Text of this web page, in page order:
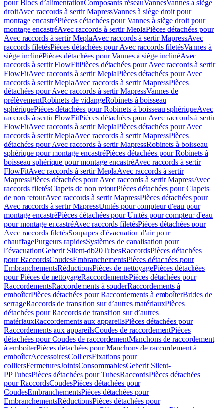
pour Blocs d’alimentationComposants réseauVannesVannes à siège
droitAvec raccords à sertir MapressVannes à siège droit pour
montage encastréPièces détachées pour Vannes à siège droit pour
montage encastréAvec raccords à sertir MeplaPièces détachées pour
Avec raccords à sertir MeplaAvec raccords à sertir MapressAvec
raccords filetésPièces détachées pour Avec raccords filetésVannes à
siège inclinéPièces détachées pour Vannes à siège inclinéAvec
raccords à sertir FlowFitPièces détachées pour Avec raccords à sertir
FlowFitAvec raccords à sertir MeplaPièces détachées pour Avec
raccords à sertir MeplaAvec raccords à sertir MapressPièces
détachées pour Avec raccords à sertir MapressVannes de
prélèvementRobinets de vidangeRobinets à boisseau
sphériquePièces détachées pour Robinets à boisseau sphériqueAvec
raccords à sertir FlowFitPièces détachées pour Avec raccords à sertir
FlowFitAvec raccords à sertir MeplaPièces détachées pour Avec
raccords à sertir MeplaAvec raccords à sertir MapressPièces
détachées pour Avec raccords à sertir MapressRobinets à boisseau
sphérique pour montage encastréPièces détachées pour Robinets à
boisseau sphérique pour montage encastréAvec raccords à sertir
FlowFitAvec raccords à sertir MeplaAvec raccords à sertir
MapressPièces détachées pour Avec raccords à sertir MapressAvec
raccords filetésClapets de non retourPièces détachées pour Clapets
de non retourAvec raccords à sertir MapressPièces détachées pour
Avec raccords à sertir MapressUnités pour compteur d'eau pour
montage encastréPièces détachées pour Unités pour compteur d'eau
pour montage encastréAvec raccords filetésPièces détachées pour
Avec raccords filetésSoupapes d'évacuation d'air pour
chauffagePurgeurs rapidesSystèmes de canalisation pour
l’évacuationGeberit Silent-db20TubesRaccordsPièces détachées
pour RaccordsCoudesEmbranchementsPièces détachées pour
EmbranchementsRéductionsPièces de nettoyagePièces détachées
pour Pièces de nettoyageRaccordementsPièces détachées pour
RaccordementsRaccordements à souderRaccordements à
emboîterPièces détachées pour Raccordements à emboîterBrides de
serrageRaccords de transition sur d’autres matériauxPièces
détachées pour Raccords de transition sur d’autres
matériauxRaccordements aux appareilsPièces détachées pour
Raccordements aux appareilsCoudes de raccordementPièces
détachées pour Coudes de raccordementManchons de raccordement
à emboîterPièces détachées pour Manchons de raccordement à
emboîterAccessoiresColliersFixations pour
colliersFermeturesJointsConsommablesGeberit Silent-
PPTubesPièces détachées pour TubesRaccordsPièces détachées
pour RaccordsCoudesPièces détachées pour
CoudesEmbranchementsPièces détachées pour
EmbranchementsRéductionsPièces détachées pour